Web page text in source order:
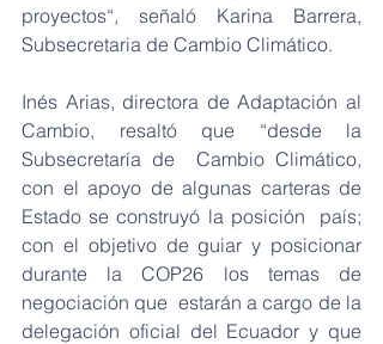
proyectos“, señaló Karina Barrera,
Subsecretaria de Cambio Climático.
Inés Arias, directora de Adaptación al
Cambio, resaltó que “desde la
Subsecretaría de  Cambio Climático,
con el apoyo de algunas carteras de
Estado se construyó la posición  país;
con el objetivo de guiar y posicionar
durante la COP26 los temas de
negociación que  estarán a cargo de la
delegación oficial del Ecuador y que